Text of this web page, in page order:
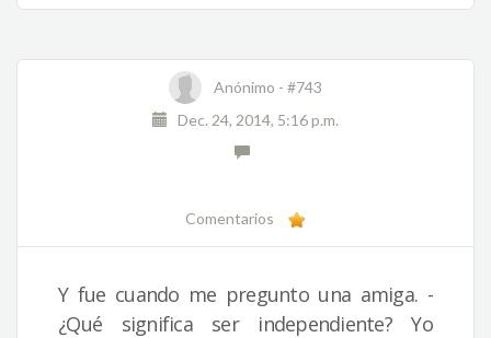
Anónimo - #743
Dec. 24, 2014, 5:16 p.m.
Comentarios
Y fue cuando me pregunto una amiga. -
¿Qué significa ser independiente? Yo